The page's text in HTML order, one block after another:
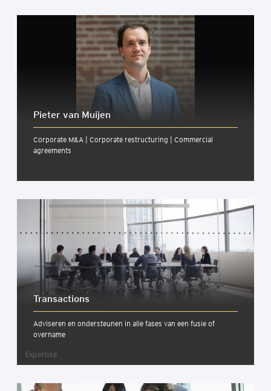
Pieter van Muijen
Corporate M&A | Corporate restructuring | Commercial
agreements
Trans­ac­ti­ons
Adviseren en ondersteunen in alle fases van een fusie of
overname
Expertise